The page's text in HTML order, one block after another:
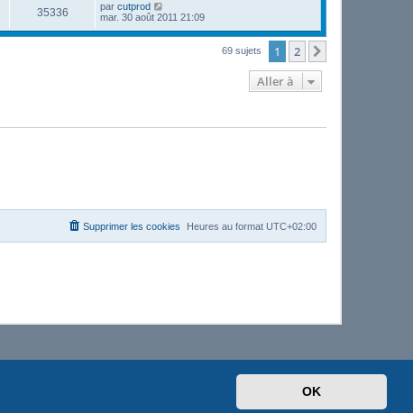
OK
35336 par cutprod
mar. 30 août 2011 21:09
69 sujets 1 2
Aller à
Heures au format UTC+02:00
Supprimer les cookies